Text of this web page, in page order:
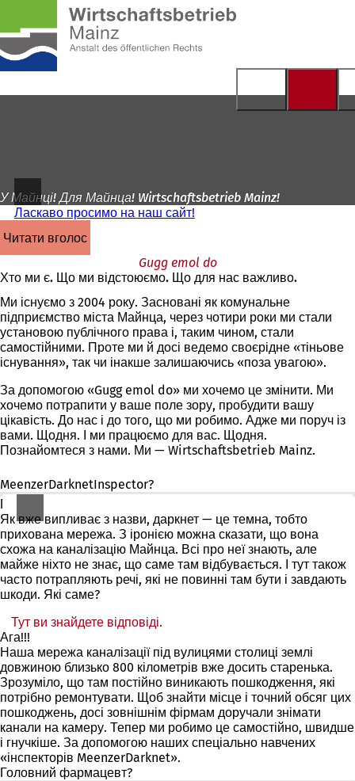
Перейти до змісту
сторінку
У Майнці! Для Майнца! Wirtschaftsbetrieb Mainz!
Ласкаво просимо на наш сайт!
читати вголос
Gugg emol do
Хто ми є. Що ми відстоюємо. Що для нас важливо.
Ми існуємо з 2004 року. Засновані як комунальне
підприємство міста Майнца, через чотири роки ми стали
установою публічного права і, таким чином, стали
самостійними. Проте ми й досі ведемо своєрідне «тіньове
існування», так чи інакше залишаючись «поза увагою».
За допомогою «Gugg emol do» ми хочемо це змінити. Ми
хочемо потрапити у ваше поле зору, пробудити вашу
цікавість. До нас і до того, що ми робимо. Адже ми поруч із
вами. Щодня. І ми працюємо для вас. Щодня.
Познайомтеся з нами. Ми — Wirtschaftsbetrieb Mainz.
MeenzerDarknetInspector?
Га?
Як вже випливає з назви, даркнет — це темна, тобто
прихована мережа. З іронією можна сказати, що вона
схожа на каналізацію Майнца. Всі про неї знають, але
майже ніхто не знає, що саме там відбувається. І тут також
часто потрапляють речі, які не повинні там бути і завдають
шкоди. Які саме?
Тут ви знайдете відповіді.
новій
вкладці)
Ага!!!
Наша мережа каналізації під вулицями столиці землі
довжиною близько 800 кілометрів вже досить старенька.
Зрозуміло, що там постійно виникають пошкодження, які
потрібно ремонтувати. Щоб знайти місце і точний обсяг цих
пошкоджень, досі зовнішнім фірмам доручали знімати
канали на камеру. Тепер ми робимо це самостійно, швидше
і гнучкіше. За допомогою наших спеціально навчених
«інспекторів MeenzerDarknet».
Головний фармацевт?